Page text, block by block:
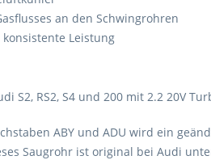
an den Schwingrohren
Leistung
S2, RS2, S4 und 200 mit 2.2 20V
ABY und ADU wird ein
Saugrohr ist original bei Audi